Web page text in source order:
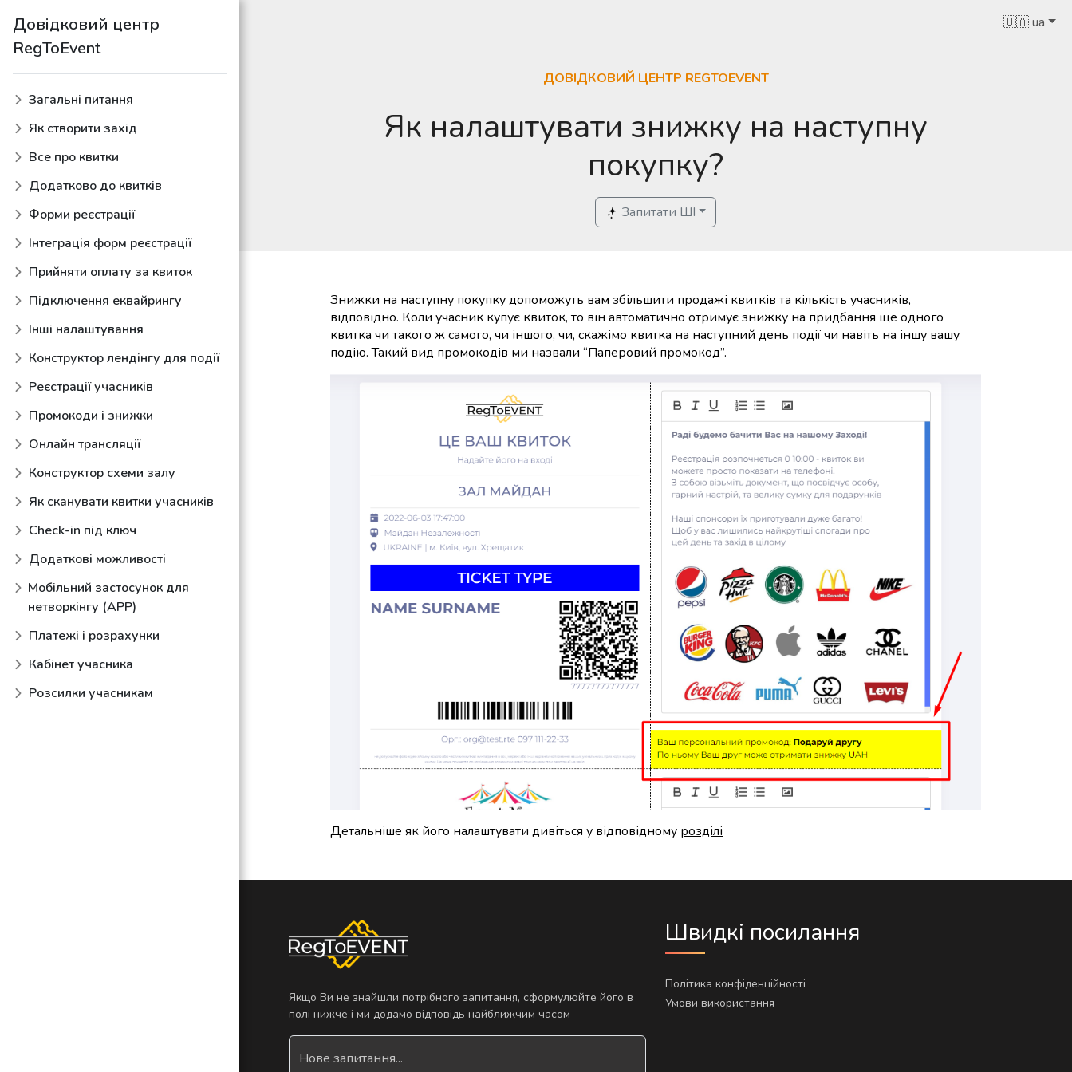
Довідковий центр
RegToEvent
Загальні питання
Як створити захід
Все про квитки
Додатково до квитків
Форми реєстрації
Інтеграція форм реєстрації
Прийняти оплату за квиток
Підключення еквайрингу
Інші налаштування
Конструктор лендінгу для події
Реєстрації учасників
Промокоди і знижки
Онлайн трансляції
Конструктор схеми залу
Як сканувати квитки учасників
Check-in під ключ
Додаткові можливості
Мобільний застосунок для
нетворкінгу (АРР)
Платежі і розрахунки
Кабінет учасника
Розсилки учасникам
🇺🇦 ua
ДОВІДКОВИЙ ЦЕНТР REGTOEVENT
Як налаштувати знижку на наступну
покупку?
Запитати ШІ
Знижки на наступну покупку допоможуть вам збільшити продажі квитків та кількість учасників,
відповідно. Коли учасник купує квиток, то він автоматично отримує знижку на придбання ще одного
квитка чи такого ж самого, чи іншого, чи, скажімо квитка на наступний день події чи навіть на іншу вашу
подію. Такий вид промокодів ми назвали “Паперовий промокод”.
Детальніше як його налаштувати дивіться у відповідному розділі
Якщо Ви не знайшли потрібного запитання, сформулюйте його в
полі нижче і ми додамо відповідь найближчим часом
Нове запитання...
Швидкі посилання
Політика конфіденційності
Умови використання